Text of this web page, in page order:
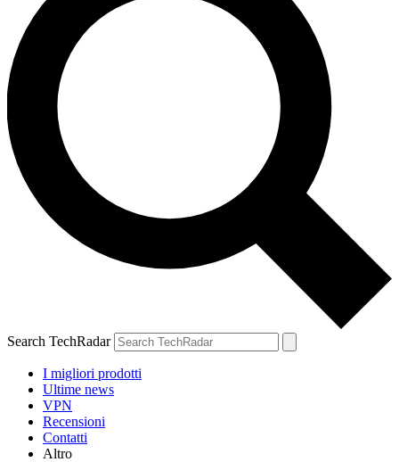
Search TechRadar
I migliori prodotti
Ultime news
VPN
Recensioni
Contatti
Altro